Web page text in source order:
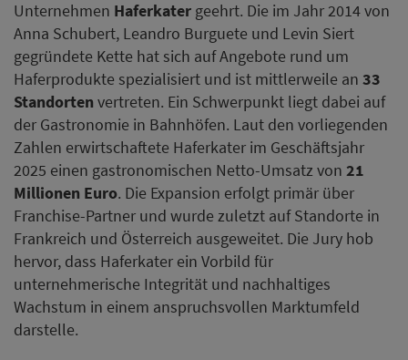
Unternehmen Haferkater geehrt. Die im Jahr 2014 von
Anna Schubert, Leandro Burguete und Levin Siert
gegründete Kette hat sich auf Angebote rund um
Haferprodukte spezialisiert und ist mittlerweile an 33
Standorten vertreten. Ein Schwerpunkt liegt dabei auf
der Gastronomie in Bahnhöfen. Laut den vorliegenden
Zahlen erwirtschaftete Haferkater im Geschäftsjahr
2025 einen gastronomischen Netto-Umsatz von 21
Millionen Euro. Die Expansion erfolgt primär über
Franchise-Partner und wurde zuletzt auf Standorte in
Frankreich und Österreich ausgeweitet. Die Jury hob
hervor, dass Haferkater ein Vorbild für
unternehmerische Integrität und nachhaltiges
Wachstum in einem anspruchsvollen Marktumfeld
darstelle.